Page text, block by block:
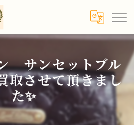
サンセットブル
取させて頂きまし
た✨